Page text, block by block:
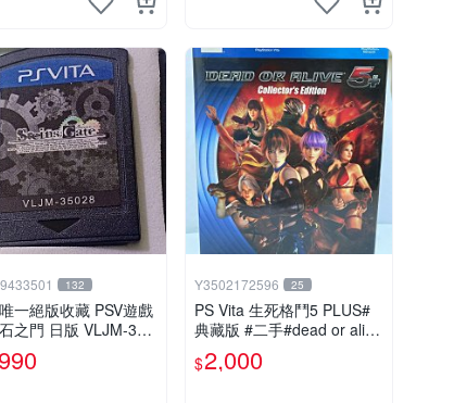
132
一絕版收藏 PSV遊戲
之門 日版 VLJM-350
Y3502172596 25
PS Vita 生死格鬥5 PLUS#
典藏版 #二手#dead or alive
5+#音樂CD未拆#電玩遊戲#
格鬥
$2,000